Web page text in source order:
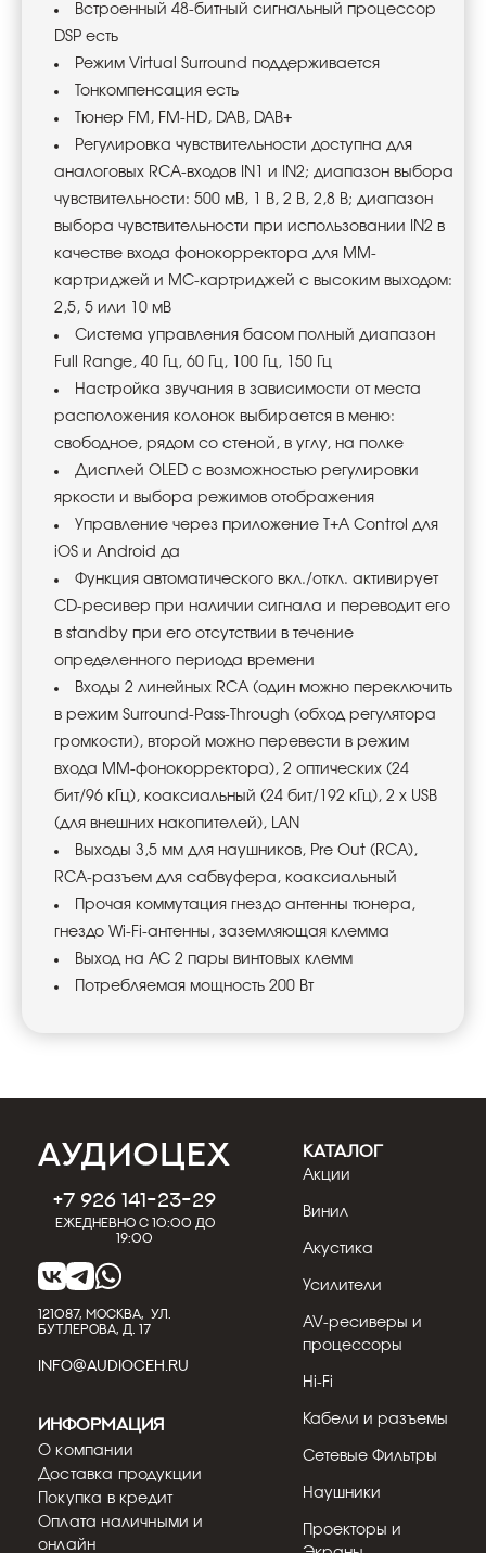
Встроенный 48-битный сигнальный процессор
DSP есть
Режим Virtual Surround поддерживается
Тонкомпенсация есть
Тюнер FM, FM-HD, DAB, DAB+
Регулировка чувствительности доступна для
аналоговых RCA-входов IN1 и IN2; диапазон выбора
чувствительности: 500 мВ, 1 В, 2 В, 2,8 В; диапазон
выбора чувствительности при использовании IN2 в
качестве входа фонокорректора для MM-
картриджей и MC-картриджей с высоким выходом:
2,5, 5 или 10 мВ
Система управления басом полный диапазон
Full Range, 40 Гц, 60 Гц, 100 Гц, 150 Гц
Настройка звучания в зависимости от места
расположения колонок выбирается в меню:
свободное, рядом со стеной, в углу, на полке
Дисплей OLED с возможностью регулировки
яркости и выбора режимов отображения
Управление через приложение T+A Control для
iOS и Android да
Функция автоматического вкл./откл. активирует
CD-ресивер при наличии сигнала и переводит его
в standby при его отсутствии в течение
определенного периода времени
Входы 2 линейных RCA (один можно переключить
в режим Surround-Pass-Through (обход регулятора
громкости), второй можно перевести в режим
входа MM-фонокорректора), 2 оптических (24
бит/96 кГц), коаксиальный (24 бит/192 кГц), 2 х USB
(для внешних накопителей), LAN
Выходы 3,5 мм для наушников, Pre Out (RCA),
RCA-разъем для сабвуфера, коаксиальный
Прочая коммутация гнездо антенны тюнера,
гнездо Wi-Fi-антенны, заземляющая клемма
Выход на АС 2 пары винтовых клемм
Потребляемая мощность 200 Вт
+7 926 141-23-29
Ежедневно с 10:00 до
19:00
121087, МОСКВА, УЛ.
БУТЛЕРОВА, Д. 17
INFO@AUDIOCEH.RU
КАТАЛОГ
Акции
Винил
Акустика
Усилители
AV-ресиверы и
процессоры
Hi-Fi
Кабели и разъемы
Сетевые Фильтры
Наушники
Проекторы и
Информация
О компании
Доставка продукции
Покупка в кредит
Оплата наличными и
онлайн